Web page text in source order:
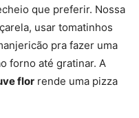
que preferir. Nossa
usar tomatinhos
pra fazer uma
forno até gratinar. A
flor rende uma pizza